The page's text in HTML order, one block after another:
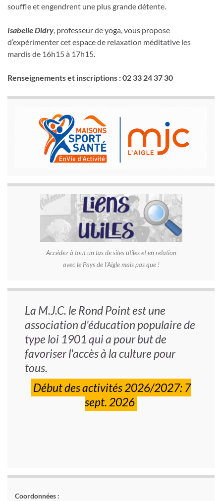
souffle et engendrent une plus grande détente.
Isabelle Didry, professeur de yoga, vous propose
d’expérimenter cet espace de relaxation méditative les
mardis de 16h15 à 17h15.
Renseignements et inscriptions : 02 33 24 37 30
Accédez à tout un tas de sites utiles et en relation
avec le Pays de l'Aigle mais pas que !
La M.J.C. le Rond Point est une
association d'éducation populaire de
type loi 1901 qui a pour but de
favoriser l'accès à la culture pour
tous.
Début des activités 2026/2027: 7
sept. 2026
Coordonnées :